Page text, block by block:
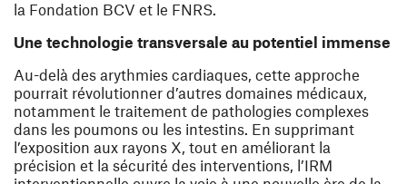
la Fondation BCV et le FNRS.
Une technologie transversale au potentiel immense
Au-delà des arythmies cardiaques, cette approche
pourrait révolutionner d’autres domaines médicaux,
notamment le traitement de pathologies complexes
dans les poumons ou les intestins. En supprimant
l’exposition aux rayons X, tout en améliorant la
précision et la sécurité des interventions, l’IRM